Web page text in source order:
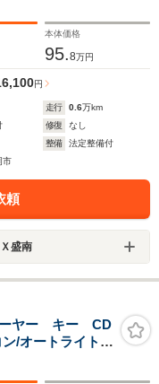
本体価格
95.8万円
円
走行 0.6万km
修復
なし
整備
法定整備付
市
頼
盛南
ヤー キー CD
/オートライト/
ルミホイール/衝